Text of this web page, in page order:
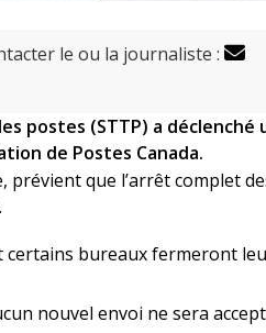
le ou la journaliste :
postes (STTP) a
de Postes Canada.
que l’arrêt complet
bureaux fermeront
nouvel envoi ne sera